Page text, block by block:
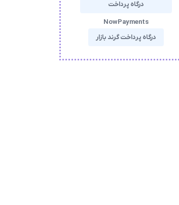
درگاه پرداخت
NowPayments
درگاه پرداخت گرند بازار